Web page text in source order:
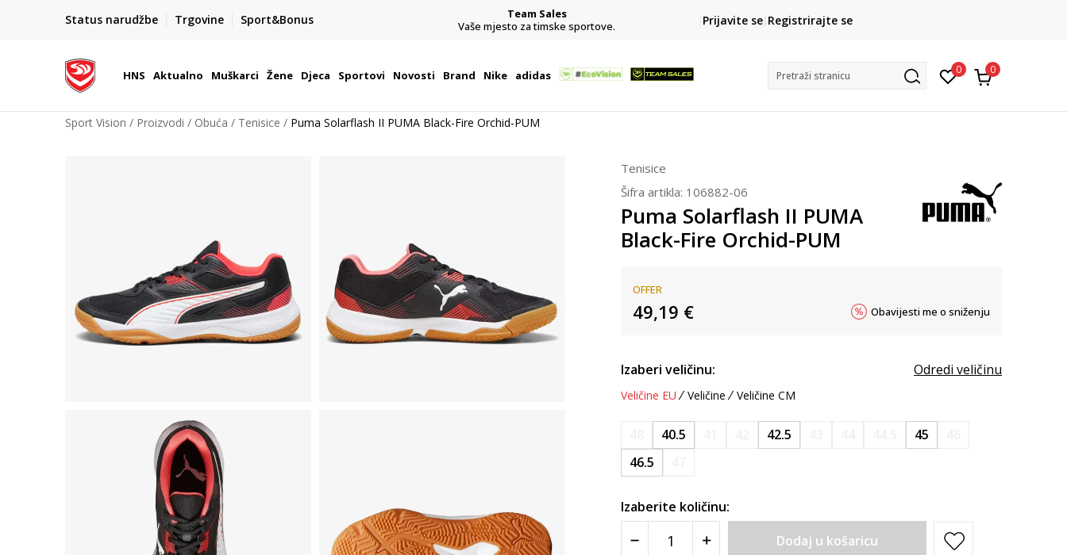
Status narudžbe Trgovine Sport&Bonus
BOX NOW
Dostava 1,50 €
| Više od 800 paketomata u Hrvatskoj
Team Sales
Vaše mjesto za timske sportove.
CLICK& COLLECT
besplatno preuzimanje u trgovini
Prijavite se Registrirajte se
HNS Aktualno Muškarci Žene Djeca Sportovi Novosti Brand Nike adidas Pretraži stranicu 0 0
Sport Vision Proizvodi Obuća Tenisice Puma Solarflash II PUMA Black-Fire Orchid-PUM
Tenisice
Šifra artikla: 106882-06
Puma Solarflash II PUMA
Black-Fire Orchid-PUM
OFFER
49,19 € Obavijesti me o sniženju
Izaberi veličinu: Odredi veličinu
Veličine EU Veličine Veličine CM
40.5 42.5 45
46.5
Izaberite količinu:
Dodaj u košaricu